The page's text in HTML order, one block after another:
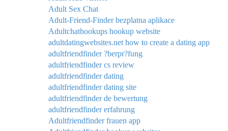
Adult Sex Chat
Adult-Friend-Finder bezplatna aplikace
Adultchathookups hookup website
adultdatingwebsites.net how to create a dating app
adultfriendfinder ?berpr?fung
adultfriendfinder cs review
adultfriendfinder dating
adultfriendfinder dating site
adultfriendfinder de bewertung
adultfriendfinder erfahrung
Adultfriendfinder frauen app